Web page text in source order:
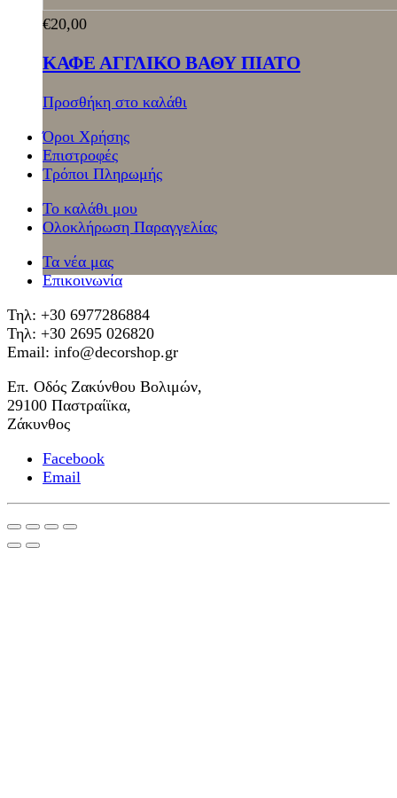
€20,00
ΚΑΦΕ ΑΓΓΛΙΚΟ ΒΑΘΥ ΠΙΑΤΟ
Προσθήκη στο καλάθι
Όροι Χρήσης
Επιστροφές
Τρόποι Πληρωμής
Το καλάθι μου
Ολοκλήρωση Παραγγελίας
Τα νέα μας
Επικοινωνία
Τηλ: +30 6977286884
Τηλ: +30 2695 026820
Email: info@decorshop.gr
Επ. Οδός Ζακύνθου Βολιμών,
29100 Παστραίϊκα,
Ζάκυνθος
Facebook
Email